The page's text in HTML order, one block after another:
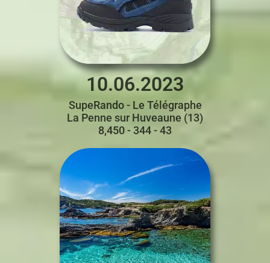
10.06.2023
SupeRando - Le Télégraphe
La Penne sur Huveaune (13)
8,450 - 344 - 43